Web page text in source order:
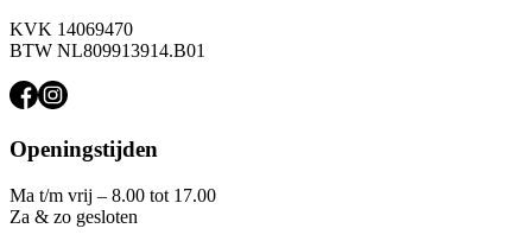
KVK 14069470
BTW NL809913914.B01
Openingstijden
Ma t/m vrij – 8.00 tot 17.00
Za & zo gesloten